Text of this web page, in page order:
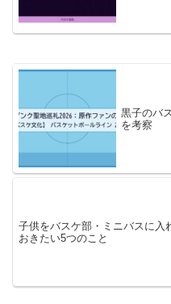
黒子のバ
を考察
子供をバスケ部・ミニバスに入
おきたい5つのこと